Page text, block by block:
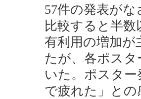
57件の発表がな
比較すると半
有利用の増加が
たが、各ポス
いた。ポスタ
で疲れた」と